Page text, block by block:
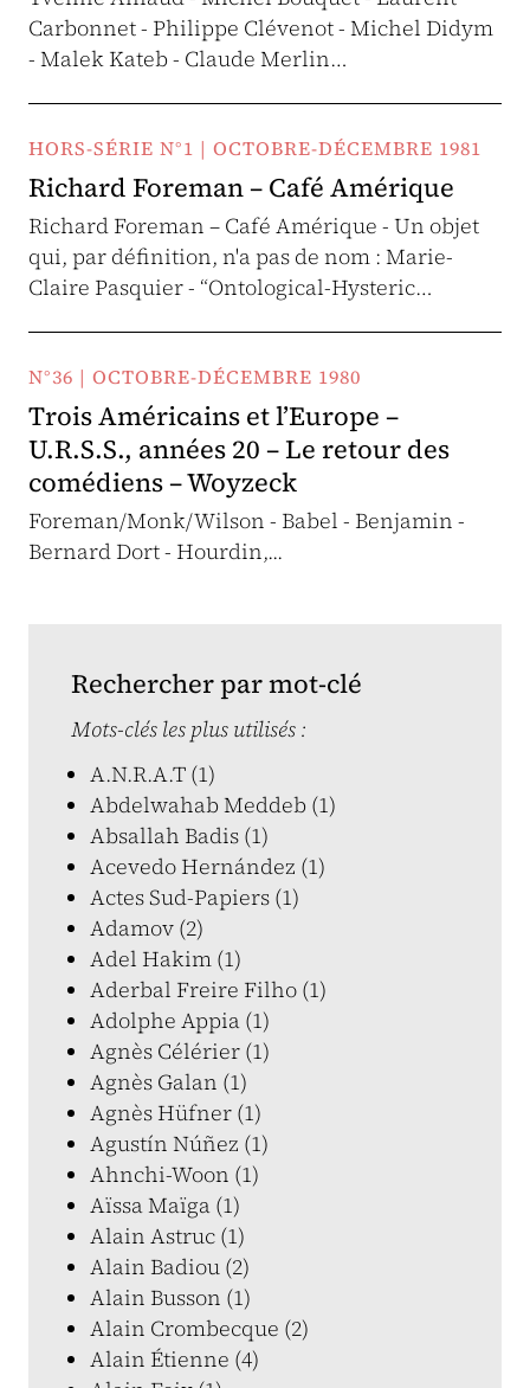
Carbonnet - Philippe Clévenot - Michel Didym
- Malek Kateb - Claude Merlin…
HORS-SÉRIE N°1 | OCTOBRE-DÉCEMBRE 1981
Richard Foreman – Café Amérique
Richard Foreman – Café Amérique - Un objet
qui, par définition, n'a pas de nom : Marie-
Claire Pasquier - “Ontological-Hysteric…
N°36 | OCTOBRE-DÉCEMBRE 1980
Trois Américains et l’Europe –
U.R.S.S., années 20 – Le retour des
comédiens – Woyzeck
Foreman/Monk/Wilson - Babel - Benjamin -
Bernard Dort - Hourdin,...
Rechercher par mot-clé
Mots-clés les plus utilisés :
A.N.R.A.T (1)
Abdelwahab Meddeb (1)
Absallah Badis (1)
Acevedo Hernández (1)
Actes Sud-Papiers (1)
Adamov (2)
Adel Hakim (1)
Aderbal Freire Filho (1)
Adolphe Appia (1)
Agnès Célérier (1)
Agnès Galan (1)
Agnès Hüfner (1)
Agustín Núñez (1)
Ahnchi-Woon (1)
Aïssa Maïga (1)
Alain Astruc (1)
Alain Badiou (2)
Alain Busson (1)
Alain Crombecque (2)
Alain Étienne (4)